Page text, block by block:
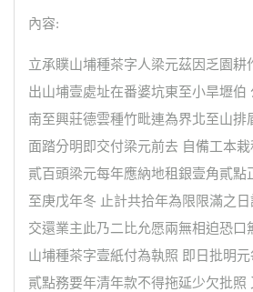
內容:
立承贌山埔種茶字人梁元茲因乏園耕
出山埔壹處址在番婆坑東至小旱壢伯
南至興莊德雲種竹毗連為界北至山排
面踏分明即交付梁元前去 自備工本
貳百頭梁元每年應納地租銀壹角貳點
至庚戊年冬 止計共拾年為限限滿之
交還業主此乃二比允愿兩無相迫恐口
山埔種茶字壹紙付為執照 即日批明
貳點務要年清年款不得拖延少欠批照